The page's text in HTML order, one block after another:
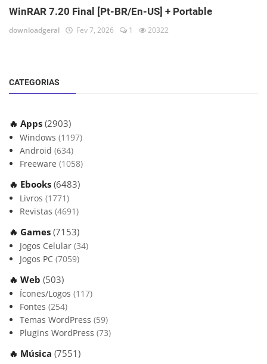
WinRAR 7.20 Final [Pt-BR/En-US] + Portable
downloadgeral Fev 7, 2026 1 20322
CATEGORIAS
🔥 Apps (2903)
Windows (1197)
Android (634)
Freeware (1058)
🔥 Ebooks (6483)
Livros (1771)
Revistas (4691)
🔥 Games (7153)
Jogos Celular (34)
Jogos PC (7059)
🔥 Web (503)
Ícones/Logos (117)
Fontes (254)
Temas WordPress (59)
Plugins WordPress (73)
🔥 Música (7551)